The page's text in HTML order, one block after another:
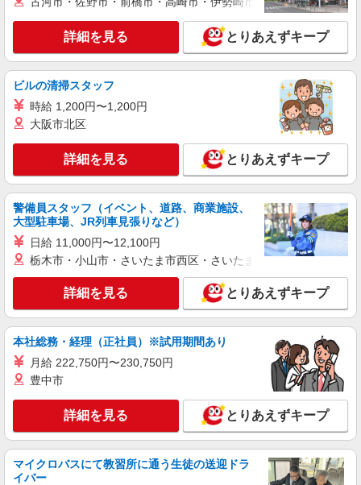
【大卒】基本給246,900円〜 【短大・専門卒】
基本給226,800円〜 ※2026年4月実績 ＊使用期
間 3ヵ月（待遇に変更なし） ＊各種手当 役職、
通勤、時間外、家族、目標達成、資格 など
ケーズデンキ 岩出店 ◆和歌山県岩出市岡田
231-1 ＊入社時の人員状況により、近隣の他店舗
へ配属される可能性があります。 ＊入社数年後
は、関西2府4県［大阪府・京都府・兵庫県・奈良
県・和歌山県・滋賀県］および福井県での転居を
伴う転勤があります。（引越し代は会社実費負担
※規定あり） ＊社宅制度あり（業務都合による転
勤が発生した場合、ご希望の会社契約物件に入居
キープ 詳細を見る
ケーズデンキ 岩出店
レジ・接客スタッフ
時給1160円〜1260円 （勤務時間・曜日等によ
る） 〜スタート時の時給です〜 ★昇給・昇格制度
（年1回）／賞与あり ※当社規定による
ケーズデンキ 岩出店 ◆和歌山県岩出市岡田
231-1 ☆車通勤OK・バイク通勤OK！（当社規定
あり）
詳細を見る
アルバイト パート
ケーズデンキ 岩出店
開店準備・レジスタッフ／短時間
【平日17時まで】時給1160円 【平日17時以
回）／賞与あり ※当社規定による
ケーズデンキ 岩出店 ◆和歌山県岩出市岡田
231-1 ☆車通勤OK・バイク通勤OK！（当社規定
あり）
キープ 詳細を見る
詳細を見る とりあえずキープ
ビルの清掃スタッフ
時給 1,200円〜1,200円
大阪市北区
詳細を見る とりあえずキープ
警備員スタッフ（イベント、道路、商業施設、
大型駐車場、JR列車見張りなど）
日給 11,000円〜12,100円
栃木市・小山市・さいたま市西区・さいたま市岩槻区・久喜市・
詳細を見る とりあえずキープ
本社総務・経理（正社員）※試用期間あり
月給 222,750円〜230,750円
豊中市
詳細を見る とりあえずキープ
マイクロバスにて教習所に通う生徒の送迎ドラ
イバー